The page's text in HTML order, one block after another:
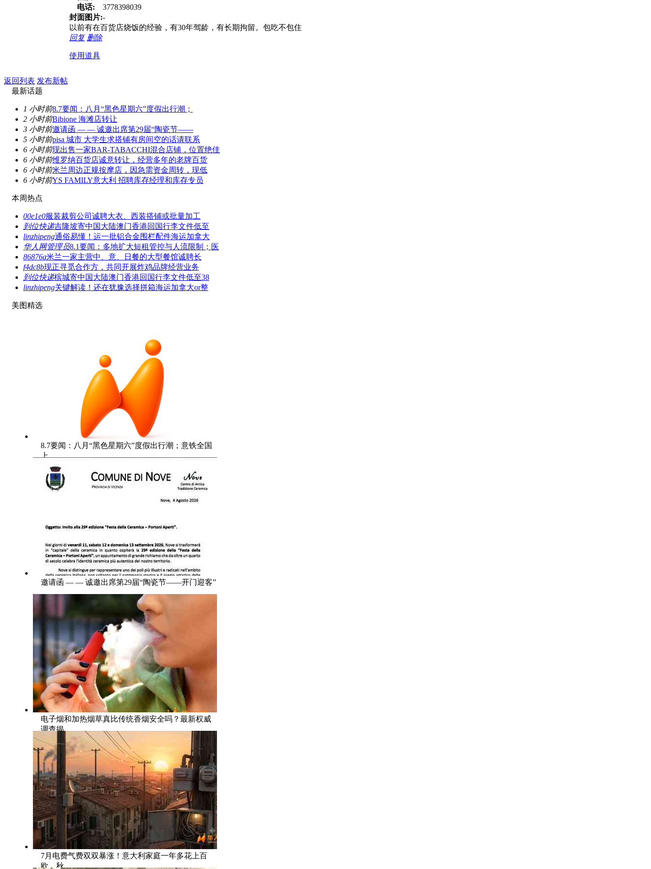
电话:
3778398039
封面图片:-
以前有在百货店烧饭的经验，有30年驾龄，有长期拘留。包吃不包住
回复 删除
使用道具
返回列表 发布新帖
最新话题
1 小时前8.7要闻：八月“黑色星期六”度假出行潮；
2 小时前Bibione 海滩店转让
3 小时前邀请函 — — 诚邀出席第29届“陶瓷节——
5 小时前pisa 城市 大学生求搭铺有房间空的话请联系
6 小时前现出售一家BAR-TABACCHI混合店铺，位置绝佳
6 小时前维罗纳百货店诚意转让，经营多年的老牌百货
6 小时前米兰周边正规按摩店，因急需资金周转，现低
6 小时前YS FAMILY意大利 招聘库存经理和库存专员
本周热点
00e1e0服装裁剪公司诚聘大衣、西装搭铺或批量加工
到位快递吉隆坡寄中国大陆澳门香港回国行李文件低至
linzhipeng通俗易懂！运一批铝合金围栏配件海运加拿大
华人网管理员8.1要闻：多地扩大短租管控与人流限制；医
86876a米兰一家主营中、意、日餐的大型餐馆诚聘长
f4dc8b现正寻觅合作方，共同开展炸鸡品牌经营业务
到位快递槟城寄中国大陆澳门香港回国行李文件低至38
linzhipeng关键解读！还在犹豫选择拼箱海运加拿大or整
美图精选
8.7要闻：八月“黑色星期六”度假出行潮；意铁全国
上
邀请函 — — 诚邀出席第29届“陶瓷节——开门迎客”
电子烟和加热烟草真比传统香烟安全吗？最新权威
调查揭
7月电费气费双双暴涨！意大利家庭一年多花上百
欧，秋